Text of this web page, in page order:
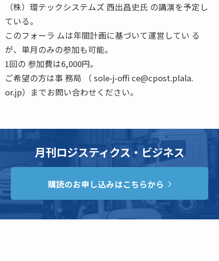
（株）環テックシステムズ 西出昌史氏 の講演を予定し
ている。
このフォーラ ムは年間計画に基づいて運営してい る
が、単月のみの参加も可能。
1回の 参加費は6,000円。
ご希望の方は事 務局 （ sole-j-offi ce@cpost.plala.
or.jp）までお問い合わせください。
月刊ロジスティクス・ビジネス
購読のお申し込みはこちらから